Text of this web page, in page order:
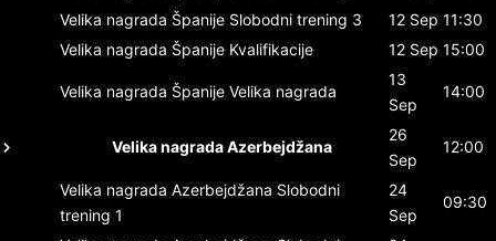
Velika nagrada Španije Slobodni trening 3 12 Sep 11:30
Velika nagrada Španije Kvalifikacije 12 Sep 15:00
Velika nagrada Španije Velika nagrada
13
Sep
14:00
Velika nagrada Azerbejdžana
26
Sep
12:00
Velika nagrada Azerbejdžana Slobodni
trening 1
24
Sep
09:30